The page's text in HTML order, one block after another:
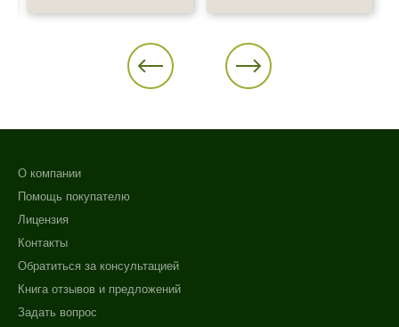
О компании
Помощь покупателю
Лицензия
Контакты
Обратиться за консультацией
Книга отзывов и предложений
Задать вопрос